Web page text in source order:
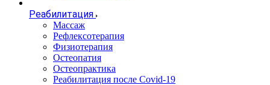
Реабилитация
Массаж
Рефлексотерапия
Физиотерапия
Остеопатия
Остеопрактика
Реабилитация после Covid-19